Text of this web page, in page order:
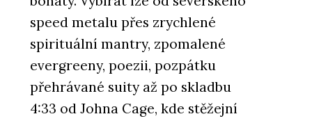
speed metalu přes zrychlené
spirituální mantry, zpomalené
evergreeny, poezii, pozpátku
přehrávané suity až po skladbu
4:33 od Johna Cage, kde stěžejní